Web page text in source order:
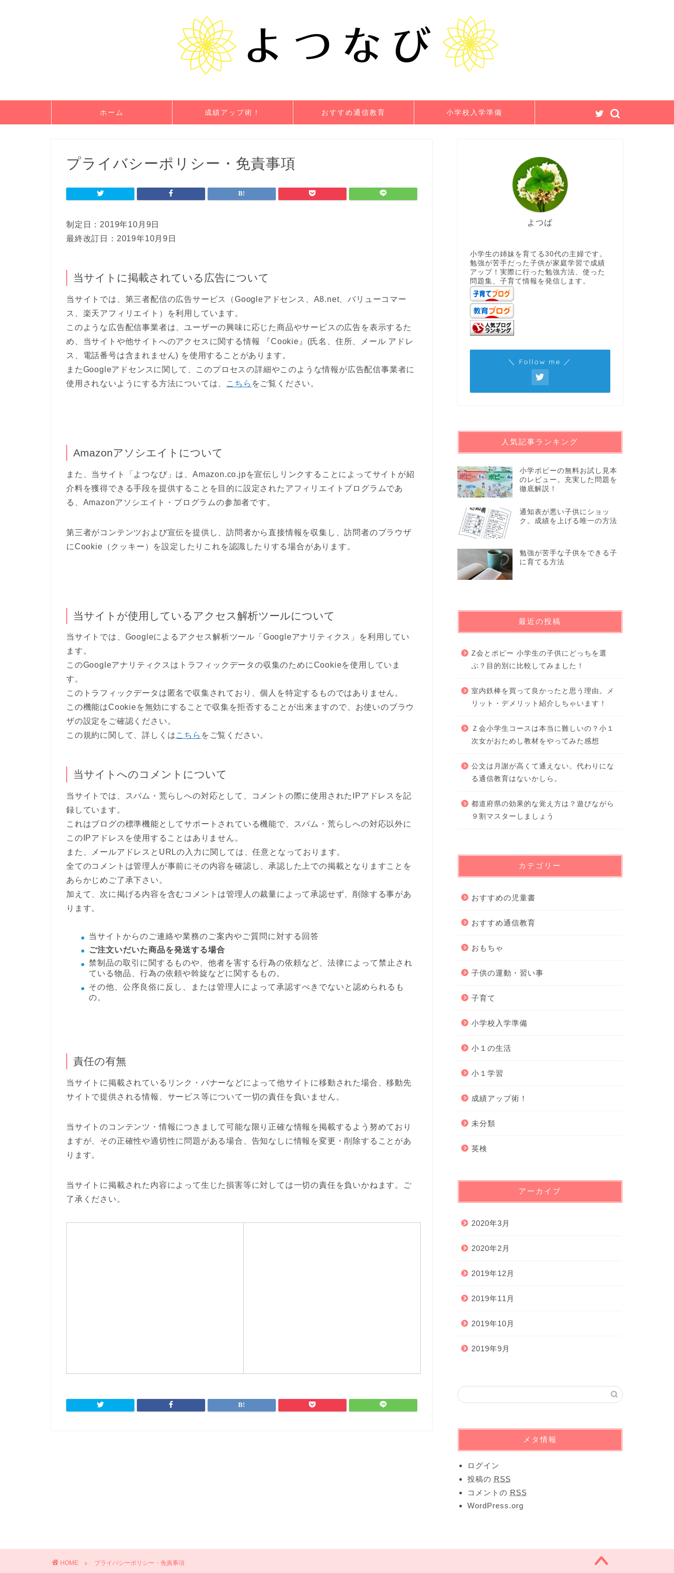
ホーム 成績アップ術！ おすすめ通信教育 小学校入学準備
プライバシーポリシー・免責事項
制定日：2019年10月9日
最終改訂日：2019年10月9日
当サイトに掲載されている広告について
当サイトでは、第三者配信の広告サービス（Googleアドセンス、A8.net、バリューコマー
ス、楽天アフィリエイト）を利用しています。
このような広告配信事業者は、ユーザーの興味に応じた商品やサービスの広告を表示するた
め、当サイトや他サイトへのアクセスに関する情報 『Cookie』(氏名、住所、メール アドレ
ス、電話番号は含まれません) を使用することがあります。
またGoogleアドセンスに関して、このプロセスの詳細やこのような情報が広告配信事業者に
使用されないようにする方法については、
こちら をご覧ください。
Amazonアソシエイトについて
また、当サイト「よつなび」は、Amazon.co.jpを宣伝しリンクすることによってサイトが紹
介料を獲得できる手段を提供することを目的に設定されたアフィリエイトプログラムであ
る、Amazonアソシエイト・プログラムの参加者です。
第三者がコンテンツおよび宣伝を提供し、訪問者から直接情報を収集し、訪問者のブラウザ
にCookie（クッキー）を設定したりこれを認識したりする場合があります。
当サイトが使用しているアクセス解析ツールについて
当サイトでは、Googleによるアクセス解析ツール「Googleアナリティクス」を利用してい
ます。
このGoogleアナリティクスはトラフィックデータの収集のためにCookieを使用していま
す。
このトラフィックデータは匿名で収集されており、個人を特定するものではありません。
この機能はCookieを無効にすることで収集を拒否することが出来ますので、お使いのブラウ
ザの設定をご確認ください。
この規約に関して、詳しくはこちら をご覧ください。
当サイトへのコメントについて
当サイトでは、スパム・荒らしへの対応として、コメントの際に使用されたIPアドレスを記
録しています。
これはブログの標準機能としてサポートされている機能で、スパム・荒らしへの対応以外に
このIPアドレスを使用することはありません。
また、メールアドレスとURLの入力に関しては、任意となっております。
全てのコメントは管理人が事前にその内容を確認し、承認した上での掲載となりますことを
あらかじめご了承下さい。
加えて、次に掲げる内容を含むコメントは管理人の裁量によって承認せず、削除する事があ
ります。
当サイトからのご連絡や業務のご案内やご質問に対する回答
ご注文いだいた商品を発送する場合
禁制品の取引に関するものや、他者を害する行為の依頼など、法律によって禁止され
ている物品、行為の依頼や斡旋などに関するもの。
その他、公序良俗に反し、または管理人によって承認すべきでないと認められるも
の。
責任の有無
当サイトに掲載されているリンク・バナーなどによって他サイトに移動された場合、移動先
サイトで提供される情報、サービス等について一切の責任を負いません。
当サイトのコンテンツ・情報につきまして可能な限り正確な情報を掲載するよう努めており
ますが、その正確性や適切性に問題がある場合、告知なしに情報を変更・削除することがあ
ります。
当サイトに掲載された内容によって生じた損害等に対しては一切の責任を負いかねます。ご
了承ください。
よつば
小学生の姉妹を育てる30代の主婦です。
勉強が苦手だった子供が家庭学習で成績
アップ！実際に行った勉強方法、使った
問題集、子育て情報を発信します。
＼ Follow me ／
人気記事ランキング
小学ポピーの無料お試し見本
のレビュー。充実した問題を
徹底解説！
通知表が悪い子供にショッ
ク。成績を上げる唯一の方法
勉強が苦手な子供をできる子
に育てる方法
最近の投稿
Z会とポピー 小学生の子供にどっちを選
ぶ？目的別に比較してみました！
室内鉄棒を買って良かったと思う理由。メ
リット・デメリット紹介しちゃいます！
Ｚ会小学生コースは本当に難しいの？小１
次女がおためし教材をやってみた感想
公文は月謝が高くて通えない。代わりにな
る通信教育はないかしら。
都道府県の効果的な覚え方は？遊びながら
９割マスターしましょう
カテゴリー
おすすめの児童書
おすすめ通信教育
おもちゃ
子供の運動・習い事
子育て
小学校入学準備
小１の生活
小１学習
成績アップ術！
未分類
英検
アーカイブ
2020年3月
2020年2月
2019年12月
2019年11月
2019年10月
2019年9月
メタ情報
ログイン
投稿の RSS
コメントの RSS
WordPress.org
HOME プライバシーポリシー・免責事項